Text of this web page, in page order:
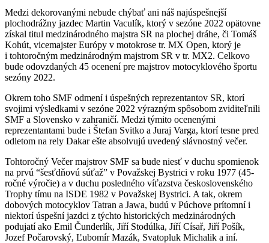
Medzi dekorovanými nebude chýbať ani náš najúspešnejší
plochodrážny jazdec Martin Vaculík, ktorý v sezóne 2022 opätovne
získal titul medzinárodného majstra SR na plochej dráhe, či Tomáš
Kohút, vicemajster Európy v motokrose tr. MX Open, ktorý je
i tohtoročným medzinárodným majstrom SR v tr. MX2. Celkovo
bude odovzdaných 45 ocenení pre majstrov motocyklového športu
sezóny 2022.
Okrem toho SMF odmení i úspešných reprezentantov SR, ktorí
svojimi výsledkami v sezóne 2022 výrazným spôsobom zviditeľnili
SMF a Slovensko v zahraničí. Medzi týmito ocenenými
reprezentantami bude i Štefan Svitko a Juraj Varga, ktorí tesne pred
odletom na rely Dakar ešte absolvujú uvedený slávnostný večer.
Tohtoročný Večer majstrov SMF sa bude niesť v duchu spomienok
na prvú “šesťdňovú súťaž” v Považskej Bystrici v roku 1977 (45-
ročné výročie) a v duchu posledného víťazstva československého
Trophy tímu na ISDE 1982 v Považskej Bystrici. A tak, okrem
dobových motocyklov Tatran a Jawa, budú v Púchove prítomní i
niektorí úspešní jazdci z týchto historických medzinárodných
podujatí ako Emil Čunderlík, Jiří Stodúlka, Jiří Císař, Jiří Pošík,
Jozef Počarovský, Ľubomír Mazák, Svatopluk Michalik a iní.